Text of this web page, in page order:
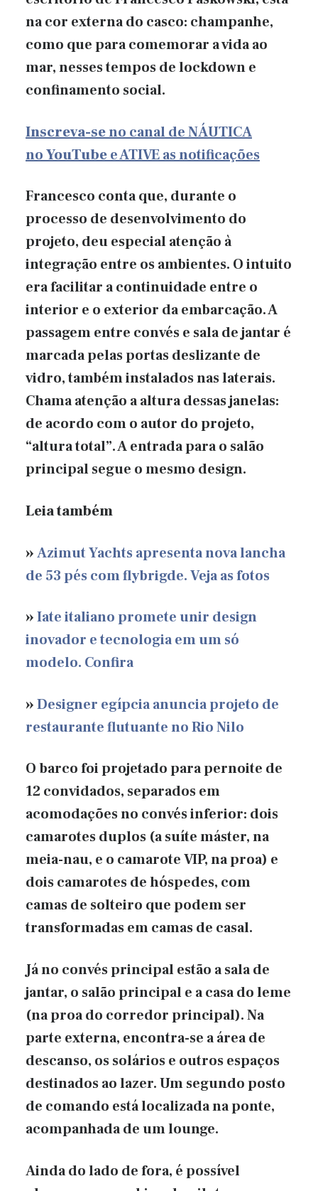
na cor externa do casco: champanhe,
como que para comemorar a vida ao
mar, nesses tempos de lockdown e
confinamento social.
Inscreva-seno canal de NÁUTICA
noYouTubee ATIVE as notificações
Francesco conta que, durante o
processo de desenvolvimento do
projeto, deu especial atenção à
integração entre os ambientes. O intuito
era facilitar a continuidade entre o
interior e o exterior da embarcação. A
passagem entre convés e sala de jantar é
marcada pelas portas deslizante de
vidro, também instalados nas laterais.
Chama atenção a altura dessas janelas:
de acordo com o autor do projeto,
“altura total”. A entrada para o salão
principal segue o mesmo design.
Leia também
»Azimut Yachts apresenta nova lancha
de 53 pés com flybrigde. Veja as fotos
»Iate italiano promete unir design
inovador e tecnologia em um só
modelo. Confira
»Designer egípcia anuncia projeto de
restaurante flutuante no Rio Nilo
O barco foi projetado para pernoite de
12 convidados, separados em
acomodações no convés inferior: dois
camarotes duplos (a suíte máster, na
meia-nau, e o camarote VIP, na proa) e
dois camarotes de hóspedes, com
camas de solteiro que podem ser
transformadas em camas de casal.
Já no convés principal estão a sala de
jantar, o salão principal e a casa do leme
(na proa do corredor principal). Na
parte externa, encontra-se a área de
descanso, os solários e outros espaços
destinados ao lazer. Um segundo posto
de comando está localizada na ponte,
acompanhada de um lounge.
Ainda do lado de fora, é possível